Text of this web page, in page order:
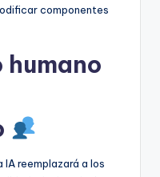
componentes
humano
IA reemplazará a los